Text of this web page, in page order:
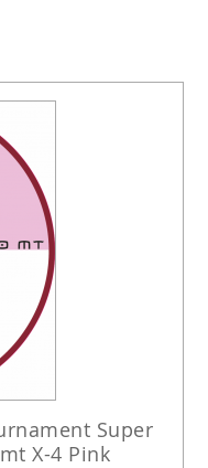
Super
X-4 Pink